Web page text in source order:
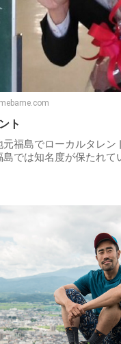
ト
福島でローカルタレン
では知名度が保たれて